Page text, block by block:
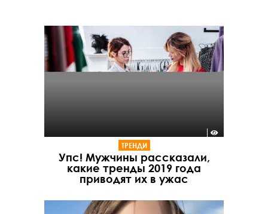
ТРЕНДИ
Упс! Мужчины рассказали,
какие тренды 2019 года
приводят их в ужас